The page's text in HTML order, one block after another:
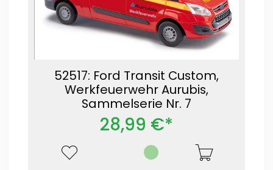
52517: Ford Transit Custom,
Werkfeuerwehr Aurubis,
Sammelserie Nr. 7
28,99 €*